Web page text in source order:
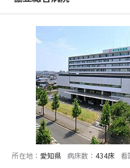
所在地： 愛知県 病床数： 434床 看